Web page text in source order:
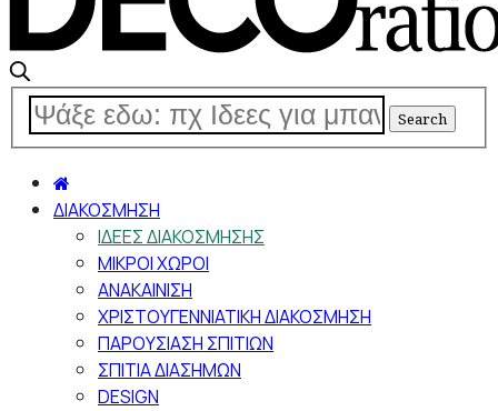
ΔΙΑΚΟΣΜΗΣΗ
ΙΔΕΕΣ ΔΙΑΚΟΣΜΗΣΗΣ
ΜΙΚΡΟΙ ΧΩΡΟΙ
ΑΝΑΚΑΙΝΙΣΗ
ΧΡΙΣΤΟΥΓΕΝΝΙΑΤΙΚΗ ΔΙΑΚΟΣΜΗΣΗ
ΠΑΡΟΥΣΙΑΣΗ ΣΠΙΤΙΩΝ
ΣΠΙΤΙΑ ΔΙΑΣΗΜΩΝ
DESIGN